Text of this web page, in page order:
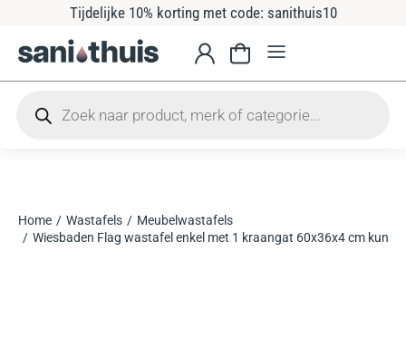
Tijdelijke 10% korting met code: sanithuis10
Je bent hier:
Home Wastafels
Meubelwastafels
Wiesbaden Flag wastafel enkel met 1 kraangat 60x36x4 cm